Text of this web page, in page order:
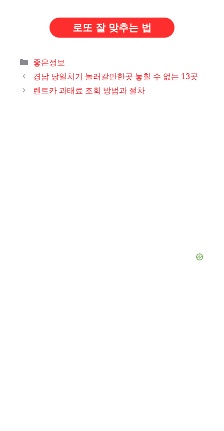
로또 잘 맞추는 법
카
테
리
좋은정보
경남 당일치기 놀러갈만한곳 놓칠 수 없는 13곳
렌트카 과태료 조회 방법과 절차